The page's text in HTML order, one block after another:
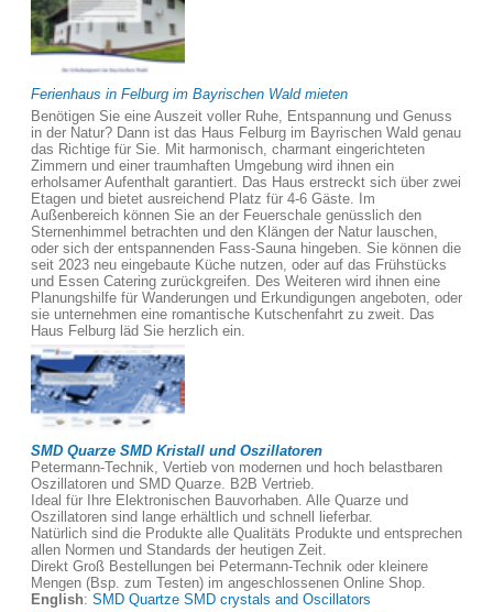
Ferienhaus in Felburg im Bayrischen Wald mieten
Benötigen Sie eine Auszeit voller Ruhe, Entspannung und Genuss
in der Natur? Dann ist das Haus Felburg im Bayrischen Wald genau
das Richtige für Sie. Mit harmonisch, charmant eingerichteten
Zimmern und einer traumhaften Umgebung wird ihnen ein
erholsamer Aufenthalt garantiert. Das Haus erstreckt sich über zwei
Etagen und bietet ausreichend Platz für 4-6 Gäste. Im
Außenbereich können Sie an der Feuerschale genüsslich den
Sternenhimmel betrachten und den Klängen der Natur lauschen,
oder sich der entspannenden Fass-Sauna hingeben. Sie können die
seit 2023 neu eingebaute Küche nutzen, oder auf das Frühstücks
und Essen Catering zurückgreifen. Des Weiteren wird ihnen eine
Planungshilfe für Wanderungen und Erkundigungen angeboten, oder
sie unternehmen eine romantische Kutschenfahrt zu zweit. Das
Haus Felburg läd Sie herzlich ein.
SMD Quarze SMD Kristall und Oszillatoren
Petermann-Technik, Vertieb von modernen und hoch belastbaren
Oszillatoren und SMD Quarze. B2B Vertrieb.
Ideal für Ihre Elektronischen Bauvorhaben. Alle Quarze und
Oszillatoren sind lange erhältlich und schnell lieferbar.
Natürlich sind die Produkte alle Qualitäts Produkte und entsprechen
allen Normen und Standards der heutigen Zeit.
Direkt Groß Bestellungen bei Petermann-Technik oder kleinere
Mengen (Bsp. zum Testen) im angeschlossenen Online Shop.
English: SMD Quartze SMD crystals and Oscillators